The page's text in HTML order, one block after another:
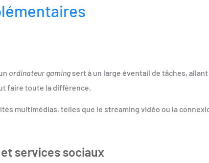
ordinateur gaming sert à un large éventail de tâches,
faire toute la différence.
multimédias, telles que le streaming vidéo ou la
services sociaux